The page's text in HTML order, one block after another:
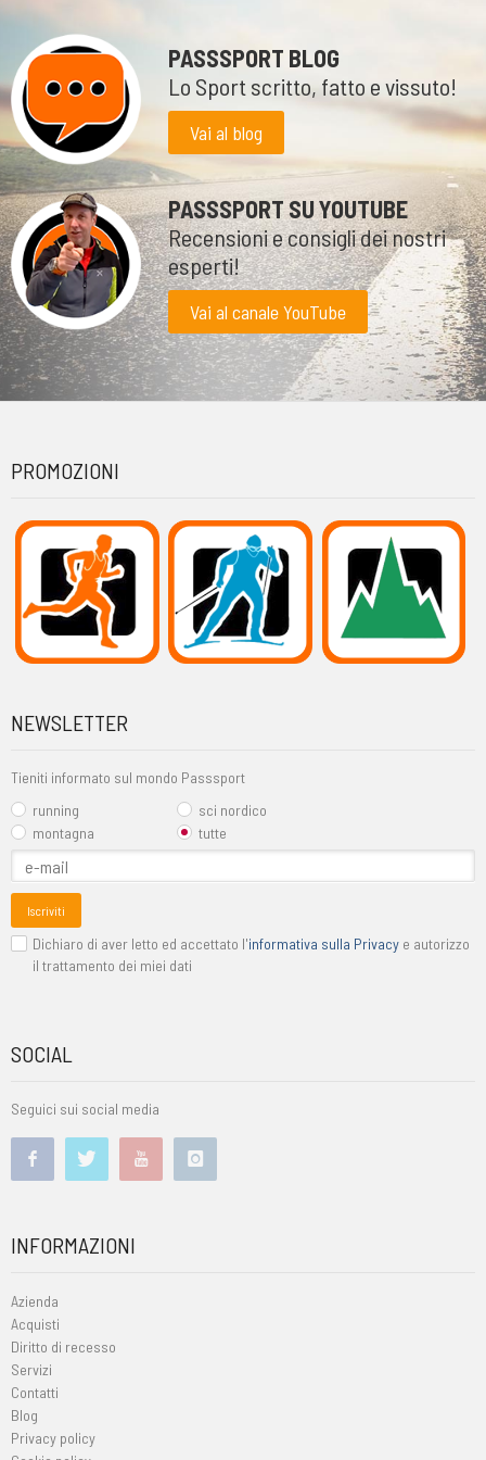
PASSSPORT BLOG
Lo Sport scritto, fatto e vissuto!
Vai al blog
PASSSPORT SU YOUTUBE
Recensioni e consigli dei nostri
esperti!
Vai al canale YouTube
PROMOZIONI
NEWSLETTER
Tieniti informato sul mondo Passsport
running
sci nordico
montagna
tutte
Iscriviti
Dichiaro di aver letto ed accettato l'informativa sulla Privacy e autorizzo
il trattamento dei miei dati
SOCIAL
Seguici sui social media
INFORMAZIONI
Azienda
Acquisti
Diritto di recesso
Servizi
Contatti
Blog
Privacy policy